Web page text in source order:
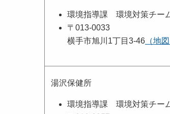
環境指導課 環境対策チー
〒013-0033
横手市旭川1丁目3-46 （地図
湯沢保健所
環境指導課 環境対策チー